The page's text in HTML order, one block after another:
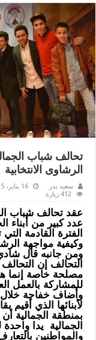
تحالف شباب
الرشاوى الانتخابية
سعيد بدر 16 يناير، 2015
412 زيارة
عقد تحالف شباب
عدد كبير من أبناء
الفترة القادمة
وكيفية مواجهة
ومن جانبه قال
التحالف إن
مصلحة خاصة إنما
للمشاركة بالعمل
وأضاف خفاجة خلال
لأبنائها الذي
بمنطقة الجمالية
الجمالية يدا
والمواطنين